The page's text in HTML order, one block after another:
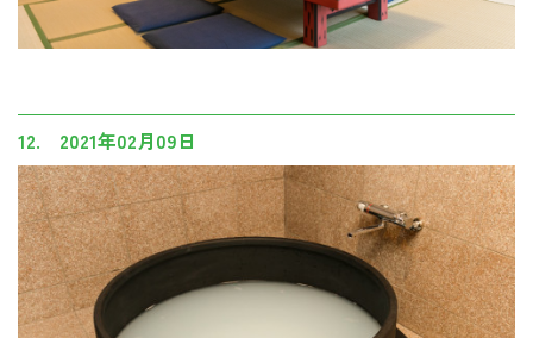
12. 2021年02月09日